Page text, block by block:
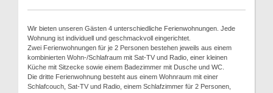
Wir bieten unseren Gästen 4 unterschiedliche Ferienwohnungen. Jede
Wohnung ist individuell und geschmackvoll eingerichtet.
Zwei Ferienwohnungen für je 2 Personen bestehen jeweils aus einem
kombinierten Wohn-/Schlafraum mit Sat-TV und Radio, einer kleinen
Küche mit Sitzecke sowie einem Badezimmer mit Dusche und WC.
Die dritte Ferienwohnung besteht aus einem Wohnraum mit einer
Schlafcouch, Sat-TV und Radio, einem Schlafzimmer für 2 Personen,